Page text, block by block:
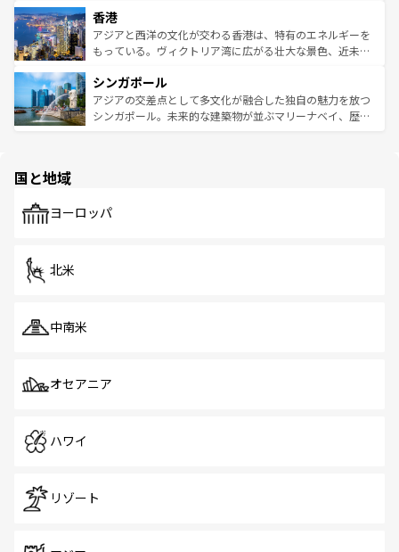
とつ。フォーやバインミー、ベトナムコーヒーなどは、ぜ
ひ現地で味わいたい。どの地域を訪れてもあたたかい人々
が旅行者を迎えてくれるので、きっと忘れられない旅にな
参照してほしい。
の活気が交差している。北部ではチェンマイなどの山岳地
帯で自然と触れ合い、南部ではプーケットやクラビの美し
いビーチでリゾート気分を楽しむことができる。タイ料理
激する。気候は一年中温暖で、どの季節にも異なる楽しみ
が待っている。親しみやすいタイの人々、仏教を中心とし
た文化、そして多様な観光資源が、訪れる旅人を魅了し続
香港
アジアと西洋の文化が交わる香港は、特有のエネルギーを
もっている。ヴィクトリア湾に広がる壮大な景色、近未来
み、どこを訪れても感動するはず。観光スポットが密集し
ており、効率よく見どころを回れるのも魅力。息をのむよ
うな絶景から文化的な体験まで、香港を存分に楽しみ尽く
シンガポール
アジアの交差点として多文化が融合した独自の魅力を放つ
シンガポール。未来的な建築物が並ぶマリーナベイ、歴史
で、ホーカーズは地元の風情を楽しめる外せないスポット
国と地域
ヨーロッパ
北米
中南米
オセアニア
ハワイ
リゾート